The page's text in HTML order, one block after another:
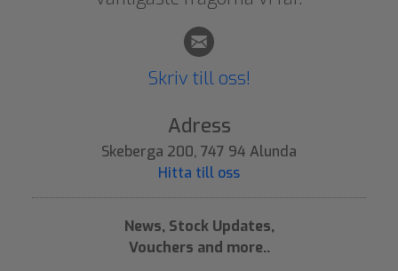
Skriv till oss!
Adress
Skeberga 200, 747 94 Alunda
Hitta till oss
News, Stock Updates,
Vouchers and more..